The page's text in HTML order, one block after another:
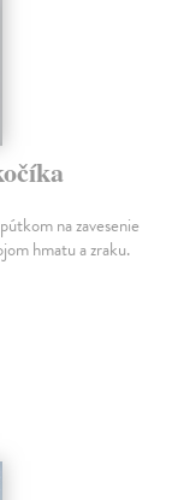
na zavesenie
hmatu a zraku.